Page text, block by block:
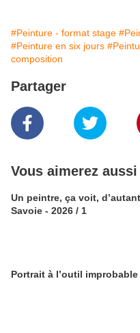
#Peinture - format stage
#Peinture en six jours
composition
Partager
Vous aimerez aussi
Un peintre, ça voit,
Savoie - 2026 / 1
Portrait à l’outil improbable